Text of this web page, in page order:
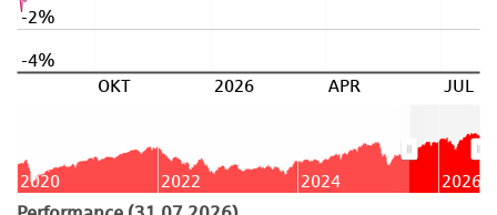
OKT 2026 APR JUL
-4%
-2%
2020 2022 2024 2026